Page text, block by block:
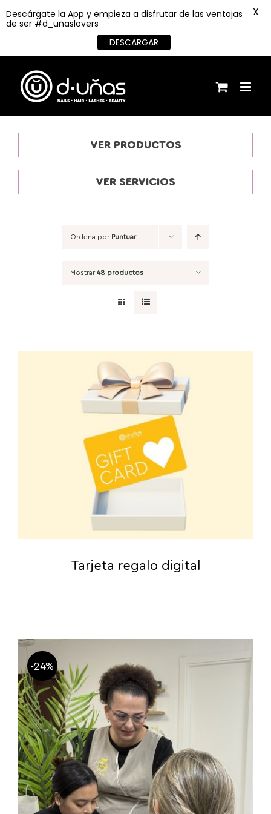
contenido
VER PRODUCTOS
VER SERVICIOS
Ordena por Puntuar
Mostrar48 productos
Tarjeta regalo digital
-24%
Descárgate la App y empieza a disfrutar de las ventajas
de ser #d_uñaslovers
DESCARGAR
X